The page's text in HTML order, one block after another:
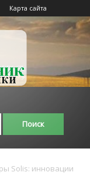
Карта сайта
Solis: инновации